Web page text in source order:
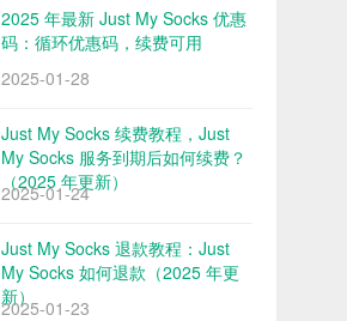
2025 年最新 Just My Socks 优惠
码：循环优惠码，续费可用
2025-01-28
Just My Socks 续费教程，Just
My Socks 服务到期后如何续费？
（2025 年更新）
2025-01-24
Just My Socks 退款教程：Just
My Socks 如何退款（2025 年更
新）
2025-01-23